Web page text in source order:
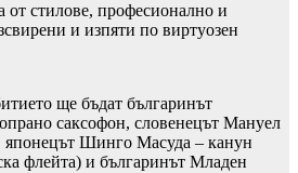
стилове, професионално и
и изпяти по виртуозен
ще бъдат българинът
саксофон, словенецът Мануел
японецът Шинго Масуда – канун
флейта) и българинът Младен